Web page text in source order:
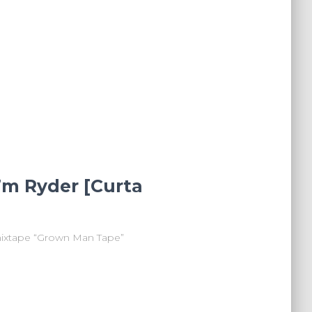
Ryder [Curta
“Grown Man Tape”